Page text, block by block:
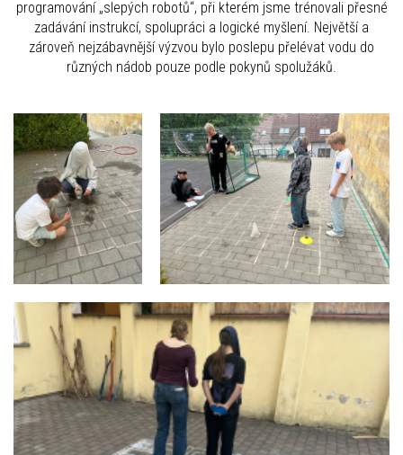
programování „slepých robotů“, při kterém jsme trénovali přesné
zadávání instrukcí, spolupráci a logické myšlení. Největší a
zároveň nejzábavnější výzvou bylo poslepu přelévat vodu do
různých nádob pouze podle pokynů spolužáků.